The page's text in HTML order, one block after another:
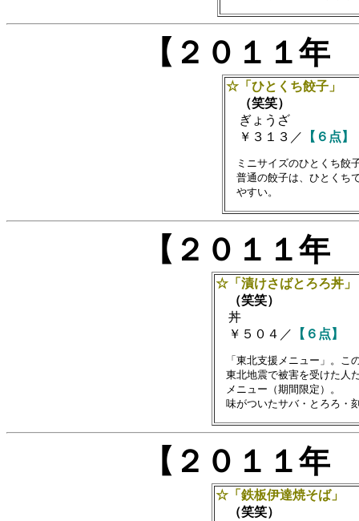
【２０１１
☆「ひとくち餃子」
（笑笑）
ぎょうざ
￥３１３／
【６点】
ミニサイズのひとくち餃
普通の餃子は、ひとくち
【２０１１
☆「漬けさばとろろ丼」
（笑笑）
丼
￥５０４／
【６点】
「東北支援メニュー」。こ
東北地震で被害を受けた人
メニュー（期間限定）。
【２０１１
☆「鉄板伊達焼そば」
（笑笑）